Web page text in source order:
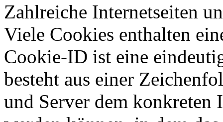
Zahlreiche Internetseiten
Viele Cookies enthalten
Cookie-ID ist eine
besteht aus einer
und Server dem konkreten